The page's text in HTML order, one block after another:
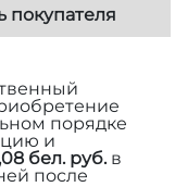
покупателя
порядке
и
бел. руб.в
после